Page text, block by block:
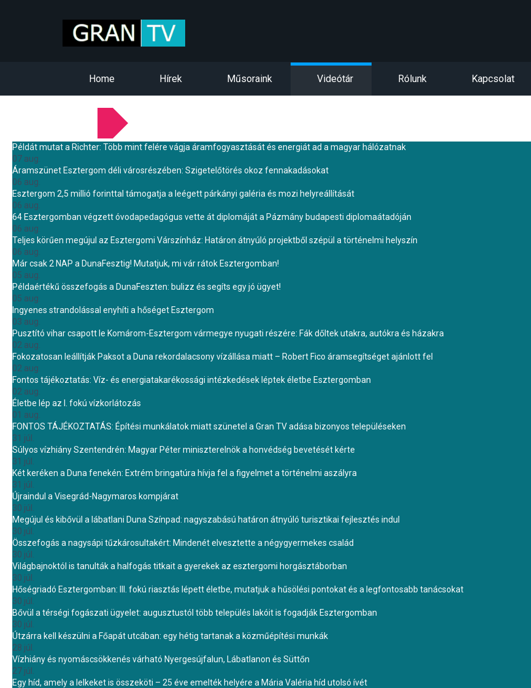
Home Hírek Műsoraink Videótár Rólunk Kapcsolat
Példát mutat a Richter: Több mint felére vágja áramfogyasztását és energiát ad a magyar hálózatnak
07 aug.
Áramszünet Esztergom déli városrészében: Szigetelőtörés okoz fennakadásokat
06 aug.
Esztergom 2,5 millió forinttal támogatja a leégett párkányi galéria és mozi helyreállítását
06 aug.
64 Esztergomban végzett óvodapedagógus vette át diplomáját a Pázmány budapesti diplomaátadóján
06 aug.
Teljes körűen megújul az Esztergomi Várszínház: Határon átnyúló projektből szépül a történelmi helyszín
06 aug.
Már csak 2 NAP a DunaFesztig! Mutatjuk, mi vár rátok Esztergomban!
05 aug.
Példaértékű összefogás a DunaFeszten: bulizz és segíts egy jó ügyet!
05 aug.
Ingyenes strandolással enyhíti a hőséget Esztergom
03 aug.
Pusztító vihar csapott le Komárom-Esztergom vármegye nyugati részére: Fák dőltek utakra, autókra és házakra
02 aug.
Fokozatosan leállítják Paksot a Duna rekordalacsony vízállása miatt – Robert Fico áramsegítséget ajánlott fel
02 aug.
Fontos tájékoztatás: Víz- és energiatakarékossági intézkedések léptek életbe Esztergomban
02 aug.
Életbe lép az I. fokú vízkorlátozás
01 aug.
FONTOS TÁJÉKOZTATÁS: Építési munkálatok miatt szünetel a Gran TV adása bizonyos településeken
31 júl.
Súlyos vízhiány Szentendrén: Magyar Péter miniszterelnök a honvédség bevetését kérte
31 júl.
Két keréken a Duna fenekén: Extrém bringatúra hívja fel a figyelmet a történelmi aszályra
31 júl.
Újraindul a Visegrád-Nagymaros kompjárat
30 júl.
Megújul és kibővül a lábatlani Duna Színpad: nagyszabású határon átnyúló turisztikai fejlesztés indul
30 júl.
Összefogás a nagysápi tűzkárosultakért: Mindenét elvesztette a négygyermekes család
30 júl.
Világbajnoktól is tanulták a halfogás titkait a gyerekek az esztergomi horgásztáborban
30 júl.
Hőségriadó Esztergomban: III. fokú riasztás lépett életbe, mutatjuk a hűsölési pontokat és a legfontosabb tanácsokat
30 júl.
Bővül a térségi fogászati ügyelet: augusztustól több település lakóit is fogadják Esztergomban
30 júl.
Útzárra kell készülni a Főapát utcában: egy hétig tartanak a közműépítési munkák
28 júl.
Vízhiány és nyomáscsökkenés várható Nyergesújfalun, Lábatlanon és Süttőn
27 júl.
Egy híd, amely a lelkeket is összeköti – 25 éve emelték helyére a Mária Valéria híd utolsó ívét